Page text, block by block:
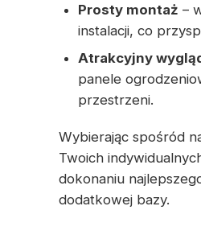
Prosty montaż –
instalacji, co
Atrakcyjny
panele
przestrzeni.
Wybierając spośród
Twoich
dokonaniu
dodatkowej bazy.